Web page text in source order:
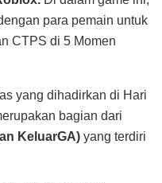
para pemain untuk
CTPS di 5 Momen
yang dihadirkan di Hari
bagian dari
KeluarGA) yang terdiri